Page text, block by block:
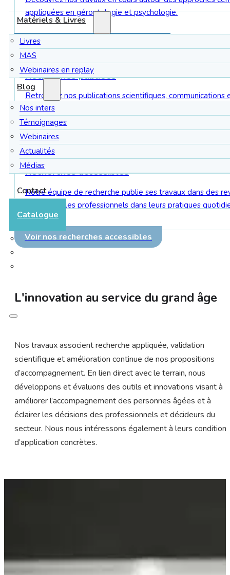
Matériels & Livres
Livres
MAS
Webinaires en replay
Blog
Nos inters
Témoignages
Webinaires
Actualités
Médias
Contact
Catalogue
appliquées en gérontologie et psychologie.
Découvrir nos recherches en cours
Recherches publiées
Retrouvez nos publications scientifiques,
accompagnée de liens vers les articles et/ou vers des
Voir nos publications
Recherches accessibles
Notre équipe de recherche publie ses travaux dans des
et soutenir les professionnels dans leurs pratiques
Voir nos recherches accessibles
L'innovation au service du grand âge
Nos travaux associent recherche appliquée, validation
scientifique et amélioration continue de nos propositions
d’accompagnement. En lien direct avec le terrain, nous
développons et évaluons des outils et innovations visant à
améliorer l’accompagnement des personnes âgées et à
éclairer les décisions des professionnels et décideurs du
secteur. Nous nous intéressons également à leurs conditions
d’application concrètes.